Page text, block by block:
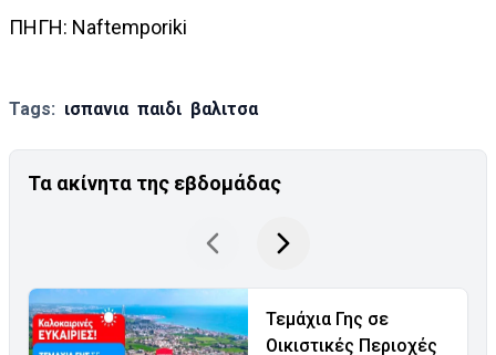
ΠΗΓΗ: Naftemporiki
Tags: ισπανια παιδι βαλιτσα
Τα ακίνητα της εβδομάδας
Τεμάχια Γης σε
Οικιστικές Περιοχές